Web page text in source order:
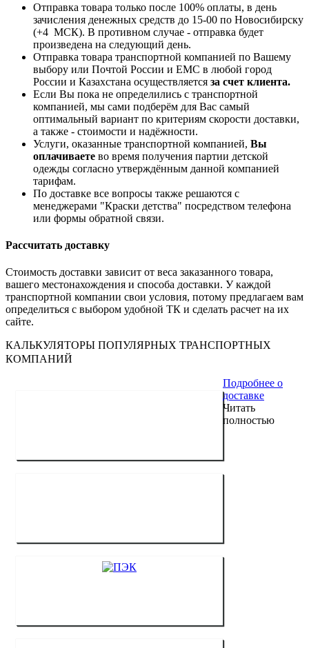
Отправка товара только после 100% оплаты, в день
зачисления денежных средств до 15-00 по Новосибирску
(+4 МСК). В противном случае - отправка будет
произведена на следующий день.
Отправка товара транспортной компанией по Вашему
выбору или Почтой России и ЕМС в любой город
России и Казахстана осуществляется за счет клиента.
Если Вы пока не определились с транспортной
компанией, мы сами подберём для Вас самый
оптимальный вариант по критериям скорости доставки,
а также - стоимости и надёжности.
Услуги, оказанные транспортной компанией, Вы
оплачиваете во время получения партии детской
одежды согласно утверждённым данной компанией
тарифам.
По доставке все вопросы также решаются с
менеджерами "Краски детства" посредством телефона
или формы обратной связи.
Рассчитать доставку
Стоимость доставки зависит от веса заказанного товара,
вашего местонахождения и способа доставки. У каждой
транспортной компании свои условия, потому предлагаем вам
определиться с выбором удобной ТК и сделать расчет на их
сайте.
КАЛЬКУЛЯТОРЫ ПОПУЛЯРНЫХ ТРАНСПОРТНЫХ
КОМПАНИЙ
Подробнее о
доставке
Читать
полностью